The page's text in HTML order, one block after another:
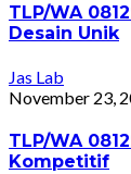
TLP/WA
Desain Unik
Jas Lab
November 23,
TLP/WA
Kompetitif